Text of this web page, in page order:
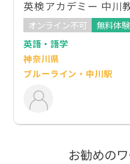
英検アカデミー 中川
オンライン不可
無料体
英語・語学
神奈川県
ブルーライン・中川駅
お勧めの